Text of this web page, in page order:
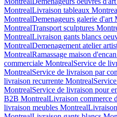
MontrealLivraison tableaux
MontrealDemenageurs galerie d'art
MontrealTransport sculptures
MontrealLivraison gants blancs
MontrealDemenagement atelier
MontrealRamassage maison
commerciale MontrealService de
MontrealService de livraison par
livraison recurrente Montreal
MontrealService de livraison pour
B2B MontrealLivraison commerce
livraison meubles Montreal